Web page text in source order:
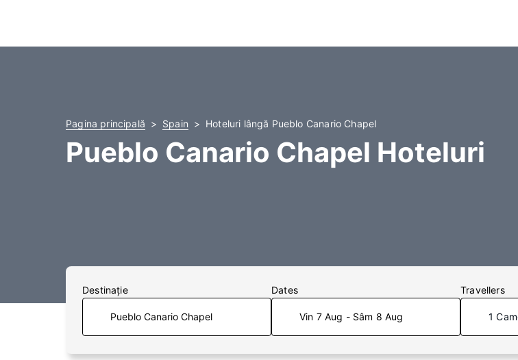
Pagina principală Spain Hoteluri lângă Pueblo Canario Chapel
Pueblo Canario Chapel Hoteluri
Destinaţie Dates
Vin 7 Aug - Sâm 8 Aug
Travellers
1